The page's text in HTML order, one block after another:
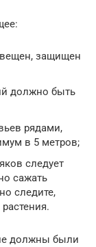
защищен
должно быть
рядами,
в 5 метров;
следует
сажать
следите,
должны были